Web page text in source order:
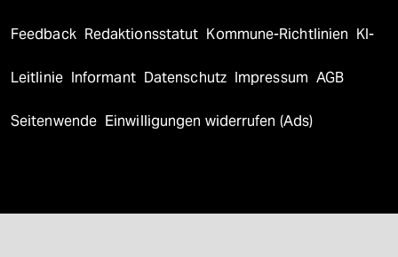
Feedback Redaktionsstatut Kommune-Richtlinien KI-
Leitlinie Informant Datenschutz Impressum AGB
Seitenwende Einwilligungen widerrufen (Ads)